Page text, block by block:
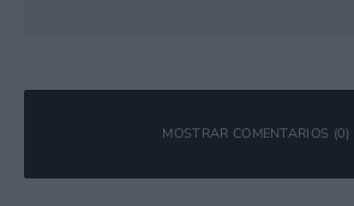
MOSTRAR COMENTARIOS (0)